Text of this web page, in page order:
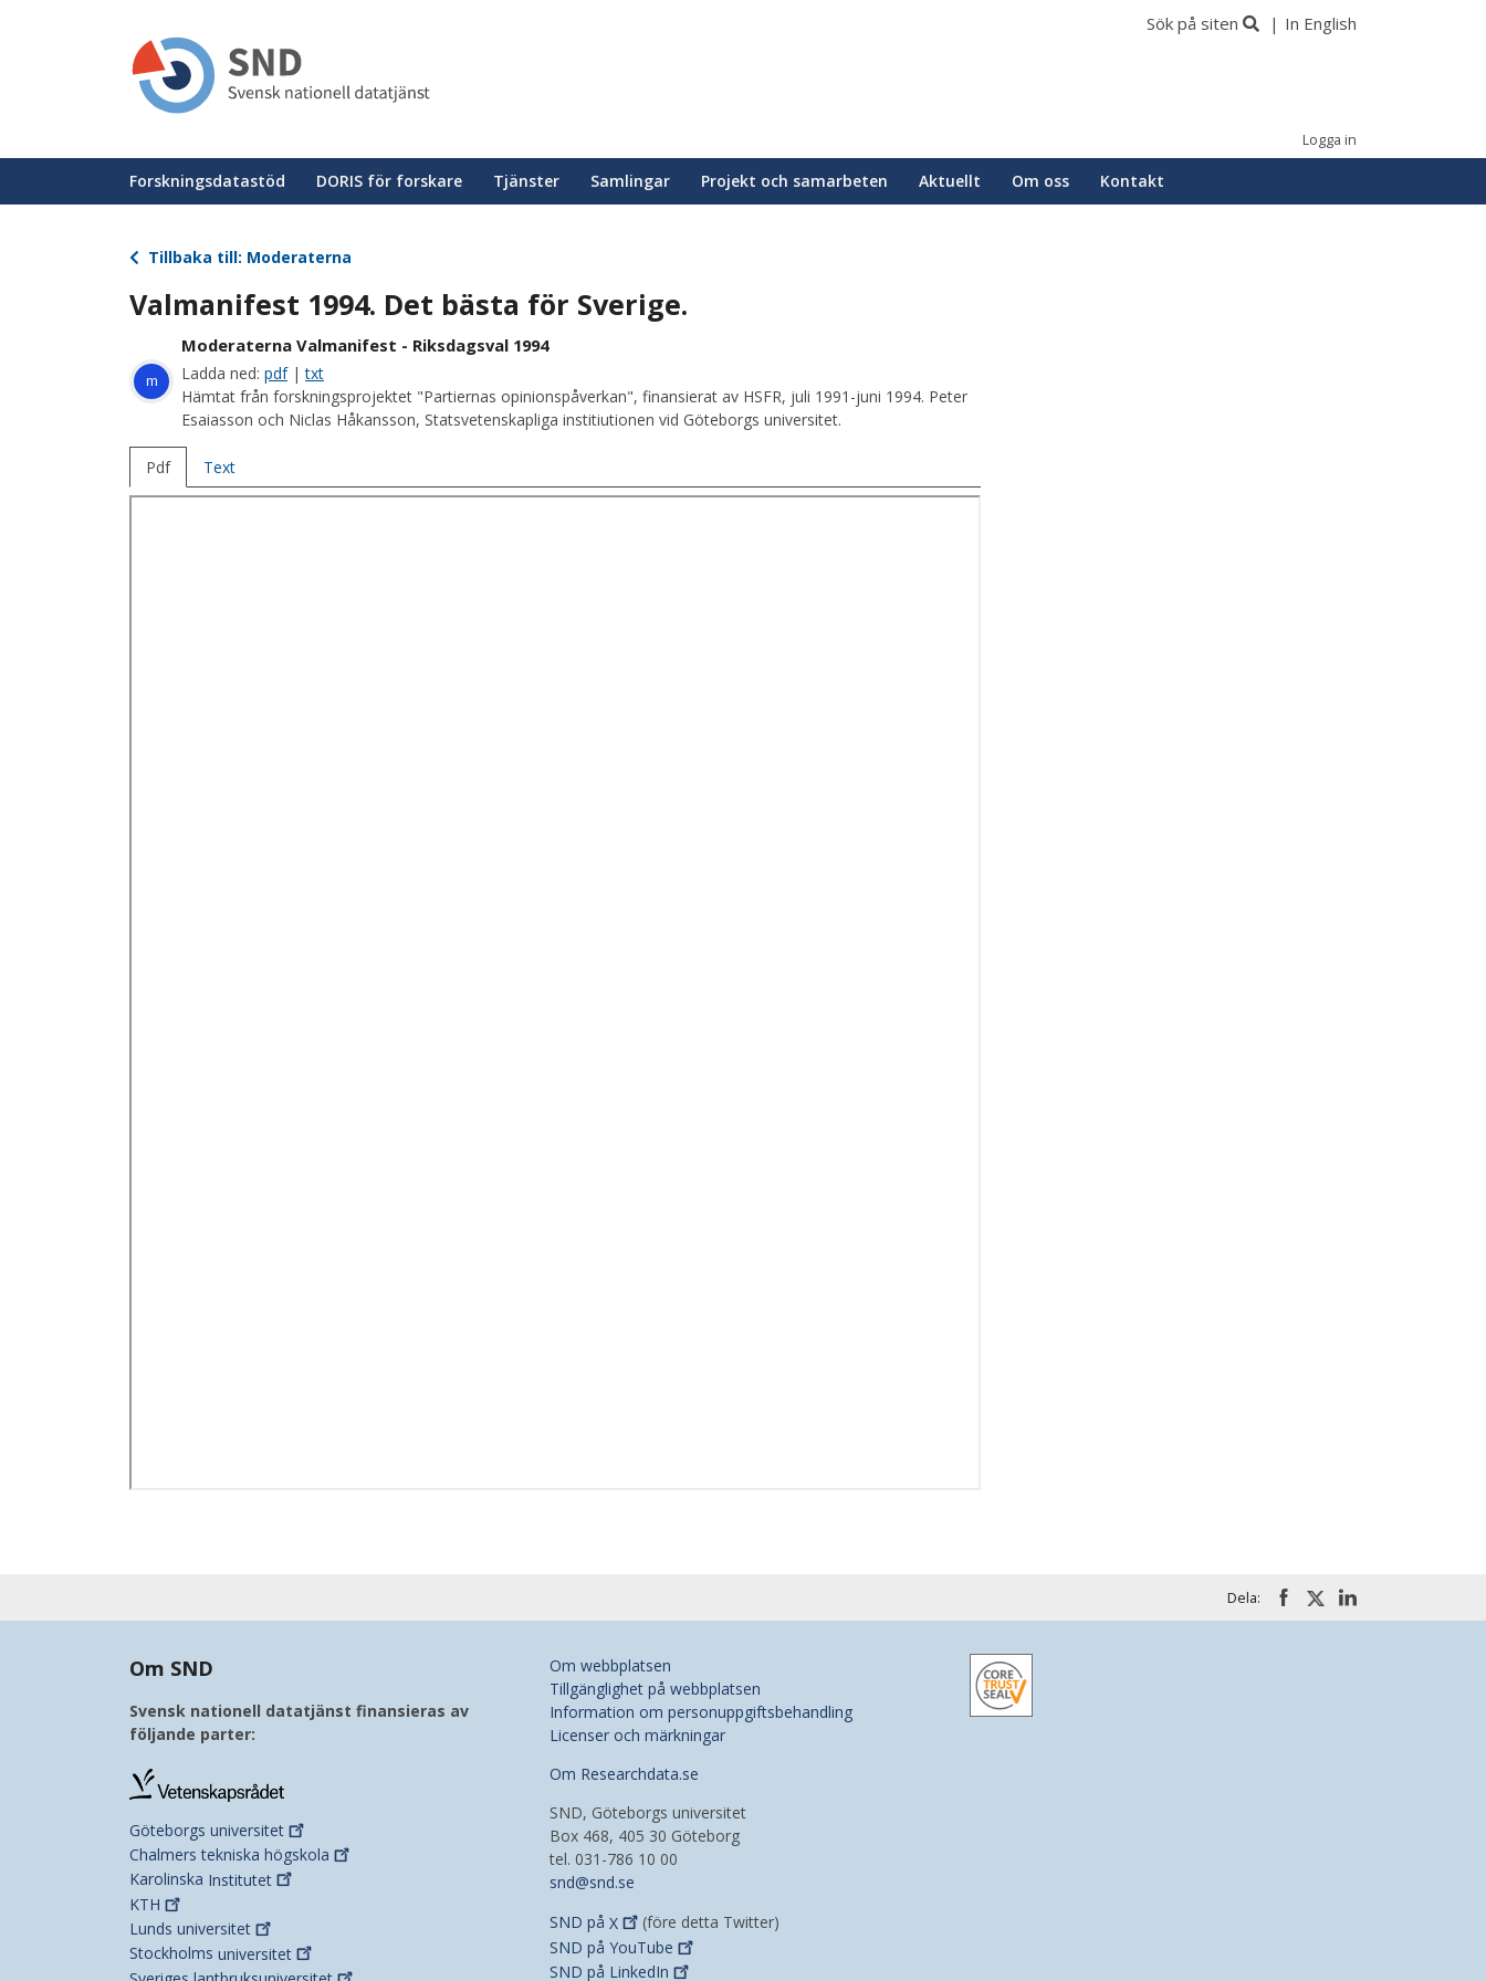
Sök på siten In English
Logga in
Huvudmeny
Forskningsdatastöd DORIS för forskare Tjänster Samlingar Projekt och samarbeten Aktuellt Om oss Kontakt
Tillbaka till: Moderaterna
Valmanifest 1994. Det bästa för Sverige.
m
Moderaterna Valmanifest - Riksdagsval 1994
Ladda ned: pdf|txt
Hämtat från forskningsprojektet "Partiernas opinionspåverkan", finansierat av HSFR, juli 1991-juni 1994. Peter
Esaiasson och Niclas Håkansson, Statsvetenskapliga institiutionen vid Göteborgs universitet.
Pdf Text
Dela:
Om SND
Svensk nationell datatjänst finansieras av
följande parter:
Göteborgs universitet
Chalmers tekniska högskola
Karolinska Institutet
KTH
Lunds universitet
Stockholms universitet
Om webbplatsen
Tillgänglighet på webbplatsen
Information om personuppgiftsbehandling
Licenser och märkningar
Om Researchdata.se
SND, Göteborgs universitet
Box 468, 405 30 Göteborg
tel. 031-786 10 00
snd@snd.se
SND på X
(före detta Twitter)
SND på YouTube
SND på LinkedIn